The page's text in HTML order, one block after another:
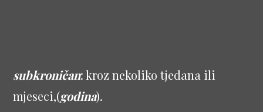
subkroničan: kroz nekoliko tjedana ili
mjeseci,(godina).